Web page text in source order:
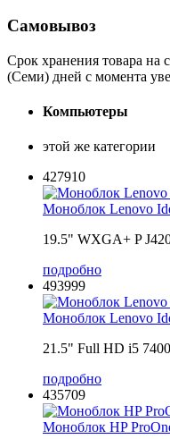
Самовывоз
Срок хранения товара на
(Семи) дней с момента
Компьютеры
этой же категории
427910
Моноблок Lenovo
19.5" WXGA+ P
подробно
493999
Моноблок Lenovo
21.5" Full HD i5
подробно
435709
Моноблок HP